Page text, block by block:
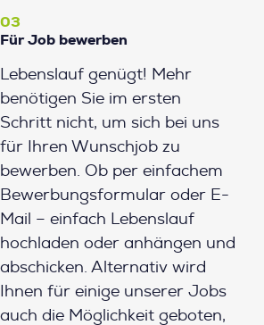
03
Für Job bewerben
Lebenslauf genügt! Mehr
benötigen Sie im ersten
Schritt nicht, um sich bei uns
für Ihren Wunschjob zu
bewerben. Ob per einfachem
Bewerbungsformular oder E-
Mail – einfach Lebenslauf
hochladen oder anhängen und
abschicken. Alternativ wird
Ihnen für einige unserer Jobs
auch die Möglichkeit geboten,